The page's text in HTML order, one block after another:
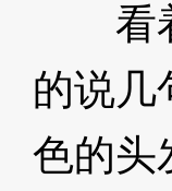
看着
的说几
色的头